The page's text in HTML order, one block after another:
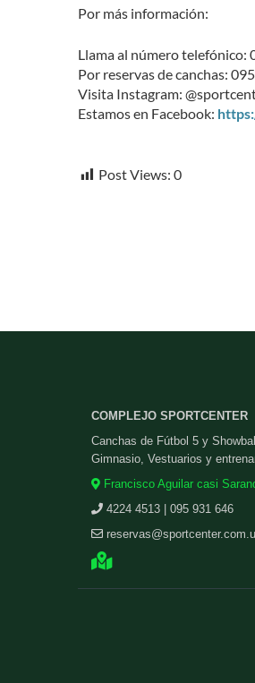
Por más información:
Llama al número telefónico:
Por reservas de canchas:
Visita Instagram:
Estamos en Facebook:
Post Views: 0
COMPLEJO SPORTCENTER
Canchas de Fútbol 5 y
Gimnasio, Vestuarios y
Francisco Aguilar casi
4224 4513 | 095 931 646